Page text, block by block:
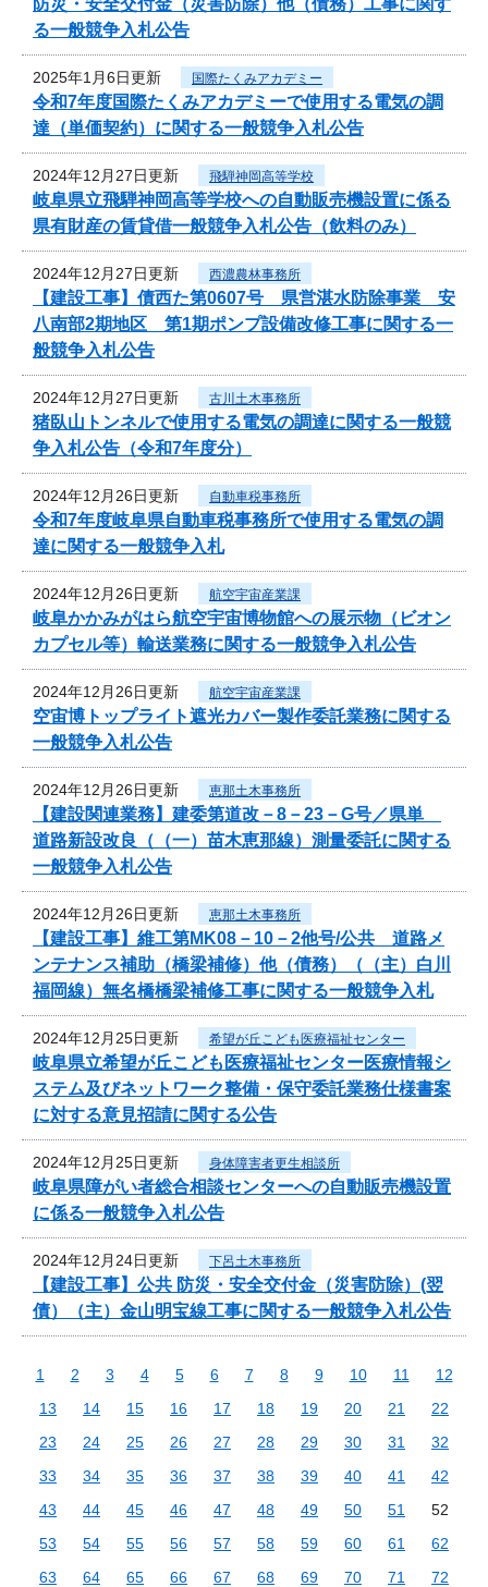
る一般競争入札公告
2025年1月6日更新 国際たくみアカデミー
令和7年度国際たくみアカデミーで使用する電気の調
達（単価契約）に関する一般競争入札公告
2024年12月27日更新 飛騨神岡高等学校
岐阜県立飛騨神岡高等学校への自動販売機設置に係る
県有財産の賃貸借一般競争入札公告（飲料のみ）
2024年12月27日更新 西濃農林事務所
【建設工事】債西た第0607号 県営湛水防除事業 安
八南部2期地区 第1期ポンプ設備改修工事に関する一
般競争入札公告
2024年12月27日更新 古川土木事務所
猪臥山トンネルで使用する電気の調達に関する一般競
争入札公告（令和7年度分）
2024年12月26日更新 自動車税事務所
令和7年度岐阜県自動車税事務所で使用する電気の調
達に関する一般競争入札
2024年12月26日更新 航空宇宙産業課
岐阜かかみがはら航空宇宙博物館への展示物（ビオン
カプセル等）輸送業務に関する一般競争入札公告
2024年12月26日更新 航空宇宙産業課
空宙博トップライト遮光カバー製作委託業務に関する
一般競争入札公告
2024年12月26日更新 恵那土木事務所
【建設関連業務】建委第道改－8－23－G号／県単
道路新設改良（（一）苗木恵那線）測量委託に関する
一般競争入札公告
2024年12月26日更新 恵那土木事務所
【建設工事】維工第MK08－10－2他号/公共 道路メ
ンテナンス補助（橋梁補修）他（債務）（（主）白川
福岡線）無名橋橋梁補修工事に関する一般競争入札
2024年12月25日更新 希望が丘こども医療福祉センター
岐阜県立希望が丘こども医療福祉センター医療情報シ
ステム及びネットワーク整備・保守委託業務仕様書案
に対する意見招請に関する公告
2024年12月25日更新 身体障害者更生相談所
岐阜県障がい者総合相談センターへの自動販売機設置
に係る一般競争入札公告
2024年12月24日更新 下呂土木事務所
【建設工事】公共 防災・安全交付金（災害防除）(翌
債）（主）金山明宝線工事に関する一般競争入札公告
1 2 3 4 5 6 7 8 9 10 11
12
13
14 15 16 17 18 19 20 21
22
23
24 25 26 27 28 29 30 31
32
33
34 35 36 37 38 39 40 41
42
43
44 45 46 47 48 49 50 51
52
53
54 55 56 57 58 59 60 61
62
63
64 65 66 67 68 69 70 71
72